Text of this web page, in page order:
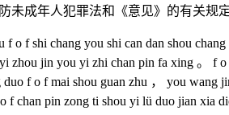
未成年人犯罪法和《意见》的有关规
f shi chang you shi can dan shou
zhou jin you yi zhi chan pin fa xing 。 f
f o f mai shou guan zhu ， you wang
f chan pin zong ti shou yi lü duo jian xia